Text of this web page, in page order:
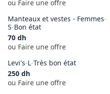
ou Faire une offre
Manteaux et vestes - Femmes-
S-Bon état
70 dh
ou Faire une offre
Levi's-L-Très bon état
250 dh
ou Faire une offre